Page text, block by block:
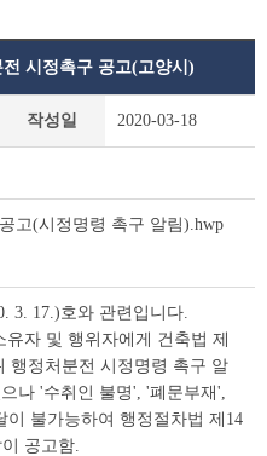
시정촉구 공고(고양시)
작성일 2020-03-18
고(시정명령 촉구 알림).hwp
3. 17.)호와 관련입니다.
자 및 행위자에게 건축법 제
행정처분전 시정명령 촉구 알
나 '수취인 불명', '폐문부재',
불가능하여 행정절차법 제14
공고함.